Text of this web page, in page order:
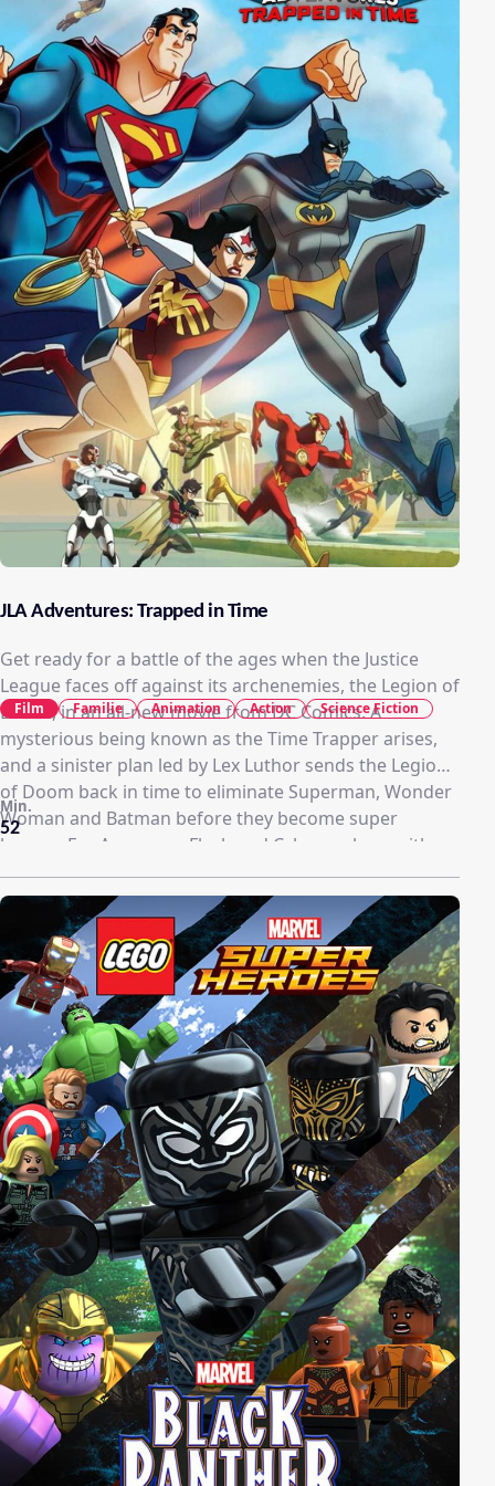
Nergal stellen - und das alles, während er noch gegen
seine eigenen inneren Dämonen kämpft.
JLA Adventures: Trapped in Time
Get ready for a battle of the ages when the Justice
League faces off against its archenemies, the Legion of
Doom, in an all-new movie from DC Comics. A
mysterious being known as the Time Trapper arises,
and a sinister plan led by Lex Luthor sends the Legion
of Doom back in time to eliminate Superman, Wonder
Woman and Batman before they become super
heroes. For Aquaman, Flash and Cyborg, along with
teen super heroes Karate Kid and Dawnstar, the stakes
have never been higher, the rescue mission never
deadlier. So join the fight for the future as the Justice
League confronts its ultimate challenge… the threat of
having never existed!
52
Min.
Film Familie Animation Action Science Fiction